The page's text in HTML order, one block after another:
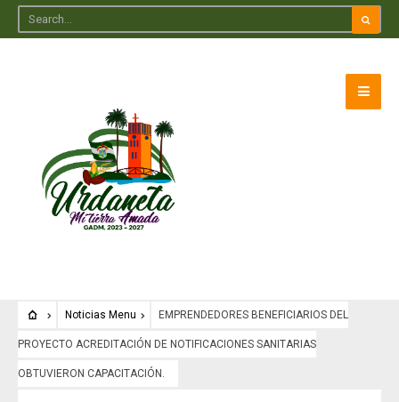
Noticias Menu EMPRENDEDORES BENEFICIARIOS DEL
PROYECTO ACREDITACIÓN DE NOTIFICACIONES SANITARIAS
OBTUVIERON CAPACITACIÓN.